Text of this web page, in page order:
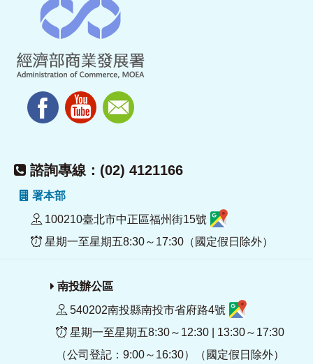
諮詢專線：(02) 4121166
署本部
100210臺北市中正區福州街15號
星期一至星期五8:30～17:30（國定假日除外）
南投辦公區
540202南投縣南投市省府路4號
星期一至星期五8:30～12:30 | 13:30～17:30
（公司登記：9:00～16:30）（國定假日除外）